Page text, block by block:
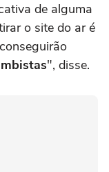
de alguma
o site do ar é
", disse.